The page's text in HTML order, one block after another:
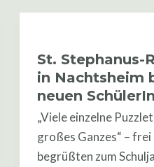
St. Stephanus-
in Nachtsheim
neuen
„Viele einzelne
großes Ganzes“ –
begrüßten zum
Realschule
plus
in
Nachtsheim
begrüßt
ihre